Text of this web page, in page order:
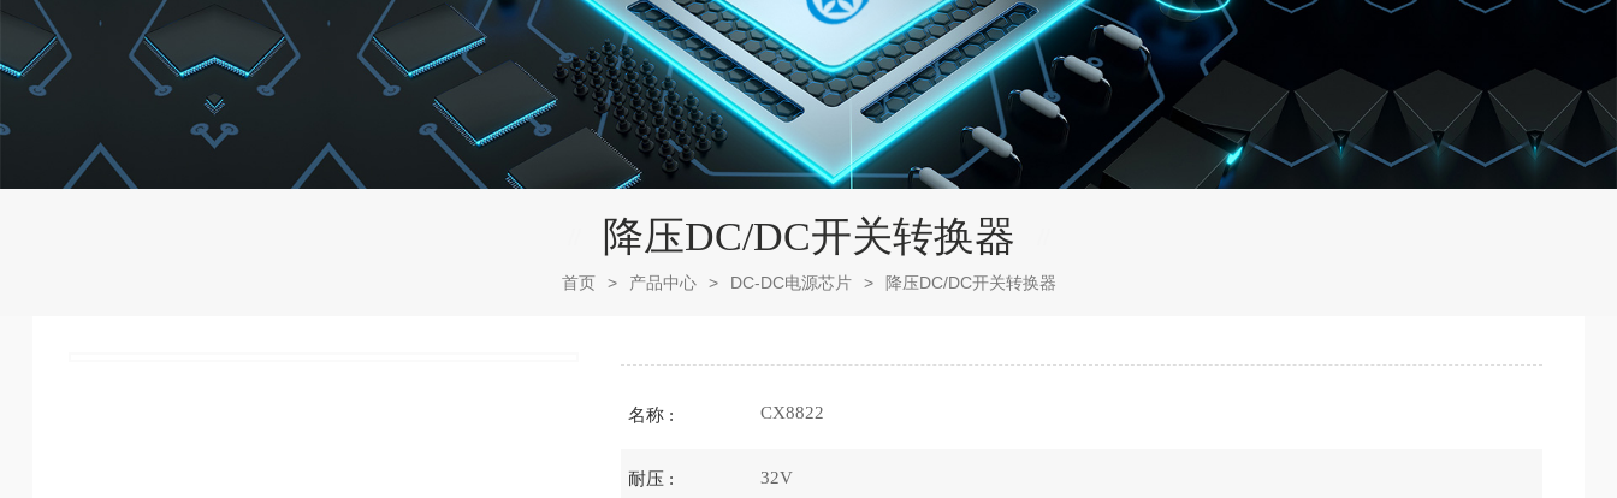
降压DC/DC开关转换器
首页 > 产品中心 > DC-DC电源芯片 > 降压DC/DC开关转换器
名称 : CX8822
耐压 : 32V